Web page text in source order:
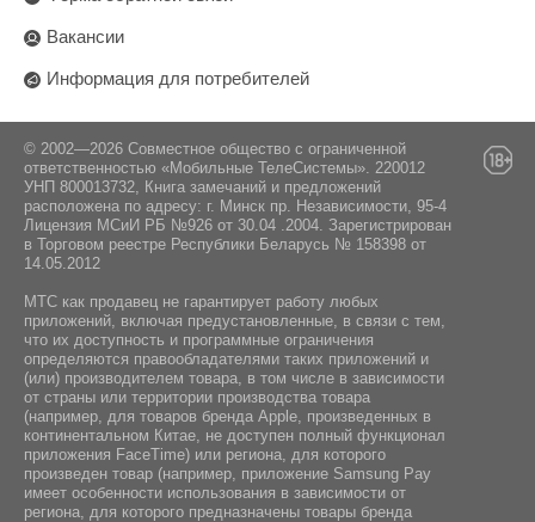
Вакансии
Информация для потребителей
© 2002—2026 Совместное общество с ограниченной
ответственностью «Мобильные ТелеСистемы». 220012
УНП 800013732, Книга замечаний и предложений
расположена по адресу: г. Минск пр. Независимости, 95-4
Лицензия МСиИ РБ №926 от 30.04 .2004. Зарегистрирован
в Торговом реестре Республики Беларусь № 158398 от
14.05.2012
МТС как продавец не гарантирует работу любых
приложений, включая предустановленные, в связи с тем,
что их доступность и программные ограничения
определяются правообладателями таких приложений и
(или) производителем товара, в том числе в зависимости
от страны или территории производства товара
(например, для товаров бренда Apple, произведенных в
континентальном Китае, не доступен полный функционал
приложения FaceTime) или региона, для которого
произведен товар (например, приложение Samsung Pay
имеет особенности использования в зависимости от
региона, для которого предназначены товары бренда